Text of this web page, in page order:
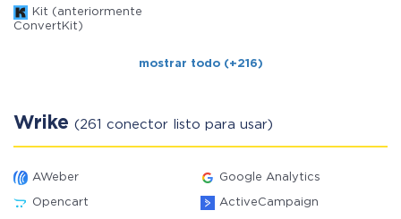
Kit (anteriormente
ConvertKit)
mostrar todo (+216)
Wrike (261 conector listo para usar)
AWeber Google Analytics
Opencart ActiveCampaign